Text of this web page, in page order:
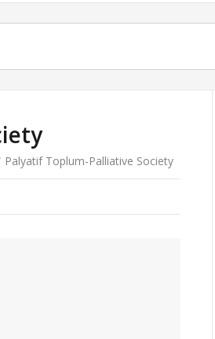
Palyatif Toplum-Palliative Society